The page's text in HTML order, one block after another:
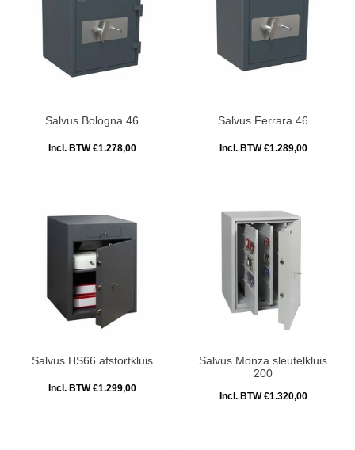
Salvus Bologna 46
Incl. BTW €1.278,00
Salvus Ferrara 46
Incl. BTW €1.289,00
Salvus HS66 afstortkluis
Incl. BTW €1.299,00
Salvus Monza sleutelkluis
200
Incl. BTW €1.320,00